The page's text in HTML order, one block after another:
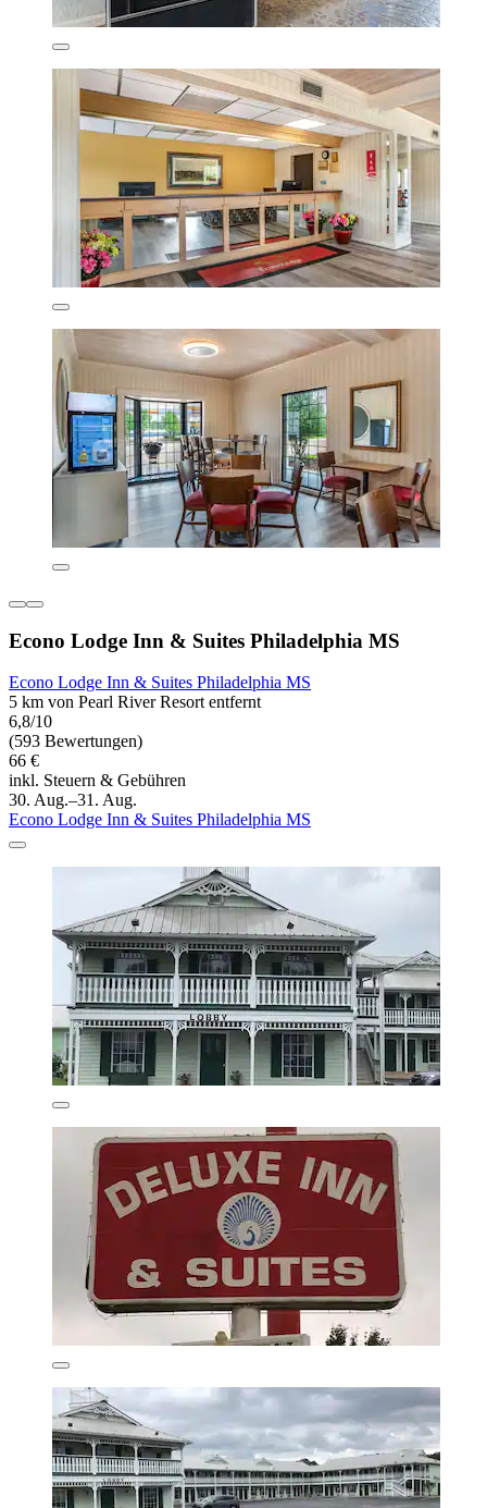
Econo Lodge Inn & Suites Philadelphia MS
Econo Lodge Inn & Suites Philadelphia MS
5 km von Pearl River Resort entfernt
6,8/10
(593 Bewertungen)
66 €
inkl. Steuern & Gebühren
30. Aug.–31. Aug.
Econo Lodge Inn & Suites Philadelphia MS